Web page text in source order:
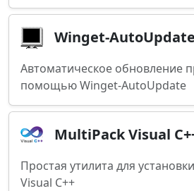
Winget-
Автоматическое обновление
помощью Winget-AutoUpdate
MultiPack Visual
Простая утилита для
Visual C++